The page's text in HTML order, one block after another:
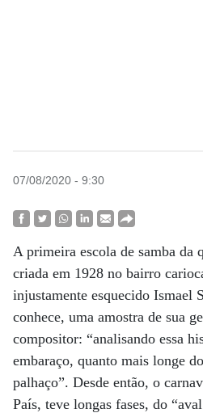
07/08/2020 - 9:30
A primeira escola de samba da
criada em 1928 no bairro
injustamente esquecido Ismael
conhece, uma amostra de sua
compositor: “analisando essa
embaraço, quanto mais longe
palhaço”. Desde então, o
País, teve longas fases, do